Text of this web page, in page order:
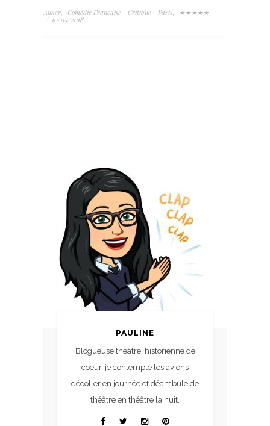
Aimer, Comédie Française, Critique, Paris,
★★★★★
/ 10/05/2018
PAULINE
Blogueuse théâtre, historienne de
coeur, je contemple les avions
décoller en journée et déambule de
théâtre en théâtre la nuit.